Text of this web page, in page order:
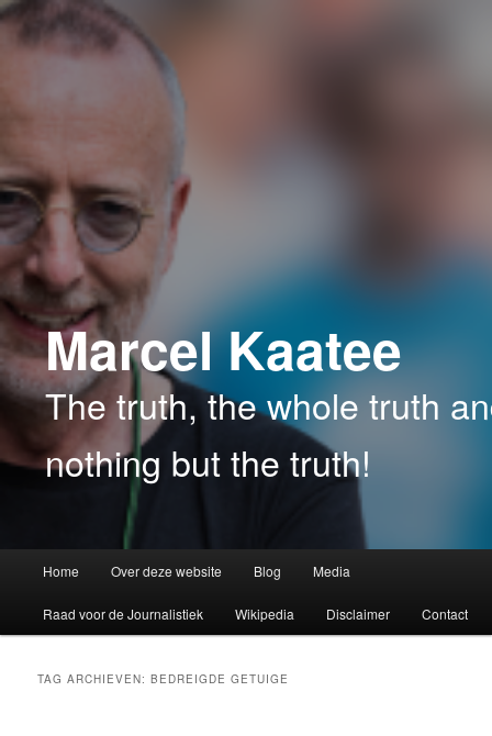
Spring
Spring
Marcel Kaatee
The truth, the whole truth
nothing but the truth!
Home Over deze website Blog Media
Raad voor de Journalistiek Wikipedia Disclaimer Contact
TAG ARCHIEVEN:BEDREIGDE GETUIGE